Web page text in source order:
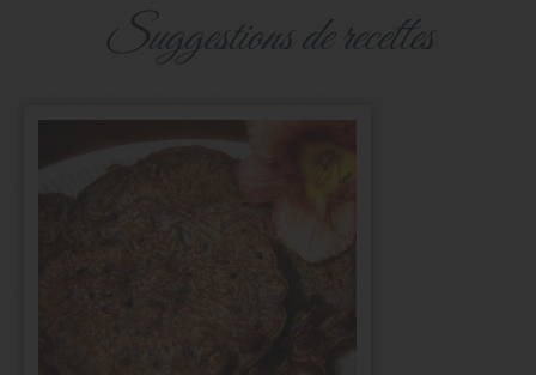
suggestions de recettes